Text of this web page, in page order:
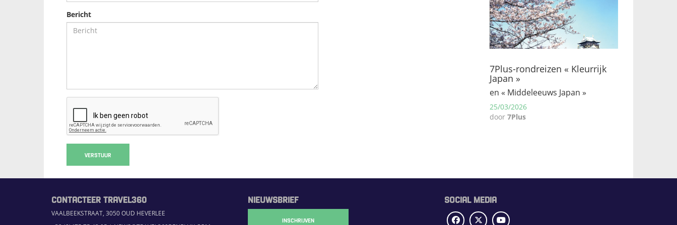
Bericht
VERSTUUR
7Plus-rondreizen « Kleurrijk
Japan »
en « Middeleeuws Japan »
25/03/2026
door 7Plus
CONTACTEER TRAVEL360
VAALBEEKSTRAAT, 3050 OUD HEVERLEE
NIEUWSBRIEF
INSCHRIJVEN
SOCIAL MEDIA